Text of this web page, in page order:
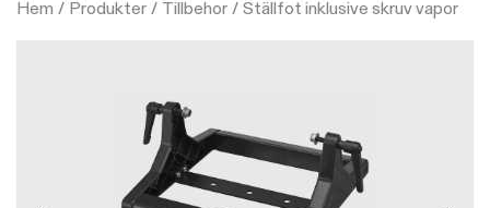
Hem / Produkter / Tillbehor / Ställfot inklusive skruv vapor